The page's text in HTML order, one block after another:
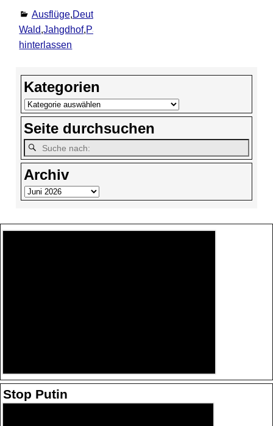
Ausflüge,Deutschland
Wald,Jahgdhof,Passau
hinterlassen
Kategorien
Seite durchsuchen
Archiv
Stop Putin